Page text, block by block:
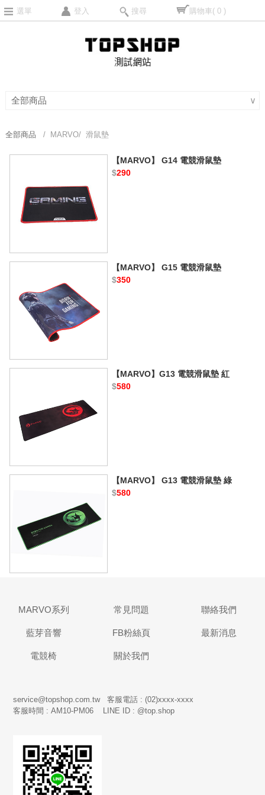
選單 登入 搜尋 購物車( 0 )
全部商品 ∨
全部商品 / MARVO/ 滑鼠墊
【MARVO】 G14 電競滑鼠墊
$290
【MARVO】 G15 電競滑鼠墊
$350
【MARVO】G13 電競滑鼠墊 紅
$580
【MARVO】 G13 電競滑鼠墊 綠
$580
MARVO系列 常見問題 聯絡我們
藍芽音響 FB粉絲頁 最新消息
電競椅 關於我們
service@topshop.com.tw 客服電話 : (02)xxxx-xxxx
客服時間 : AM10-PM06 LINE ID : @top.shop